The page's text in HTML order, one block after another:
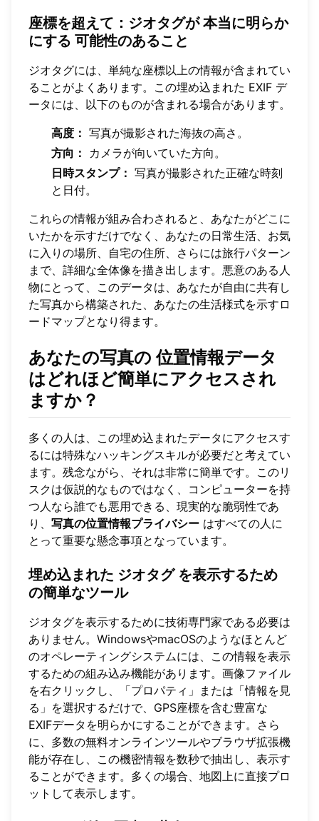
座標を超えて：ジオタグが本当に明らか
にする 可能性のあること
ジオタグには、単純な座標以上の情報が含まれてい
ることがよくあります。この埋め込まれた EXIF デ
ータには、以下のものが含まれる場合があります。
高度： 写真が撮影された海抜の高さ。
方向：
カメラが向いていた方向。
日時スタンプ： 写真が撮影された正確な時刻
と日付。
これらの情報が組み合わされると、あなたがどこに
いたかを示すだけでなく、あなたの日常生活、お気
に入りの場所、自宅の住所、さらには旅行パターン
まで、詳細な全体像を描き出します。悪意のある人
物にとって、このデータは、あなたが自由に共有し
た写真から構築された、あなたの生活様式を示すロ
ードマップとなり得ます。
あなたの写真の位置情報データ
はどれほど簡単にアクセスされ
ますか？
多くの人は、この埋め込まれたデータにアクセスす
るには特殊なハッキングスキルが必要だと考えてい
ます。残念ながら、それは非常に簡単です。このリ
スクは仮説的なものではなく、コンピューターを持
つ人なら誰でも悪用できる、現実的な脆弱性であ
り、 写真の位置情報プライバシー はすべての人に
とって重要な懸念事項となっています。
埋め込まれた ジオタグを表示するため
の簡単なツール
ジオタグを表示するために技術専門家である必要は
ありません。WindowsやmacOSのようなほとんど
のオペレーティングシステムには、この情報を表示
するための組み込み機能があります。画像ファイル
を右クリックし、「プロパティ」または「情報を見
る」を選択するだけで、GPS座標を含む豊富な
EXIFデータを明らかにすることができます。さら
に、多数の無料オンラインツールやブラウザ拡張機
能が存在し、この機密情報を数秒で抽出し、表示す
ることができます。多くの場合、地図上に直接プロ
ットして表示します。